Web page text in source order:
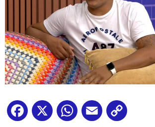
Facebook
X WhatsApp
Email